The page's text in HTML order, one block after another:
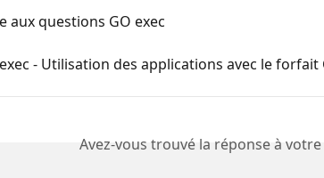
aux questions GO exec
- Utilisation des applications avec le forfait
Avez-vous trouvé la réponse à